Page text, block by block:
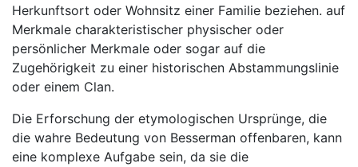
Herkunftsort oder Wohnsitz einer Familie beziehen. auf
Merkmale charakteristischer physischer oder
persönlicher Merkmale oder sogar auf die
Zugehörigkeit zu einer historischen Abstammungslinie
oder einem Clan.
Die Erforschung der etymologischen Ursprünge, die
die wahre Bedeutung von Besserman offenbaren, kann
eine komplexe Aufgabe sein, da sie die